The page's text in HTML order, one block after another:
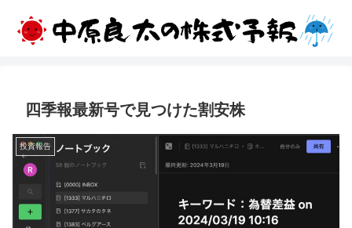
四季報最新号で見つけた割安株
投資報告